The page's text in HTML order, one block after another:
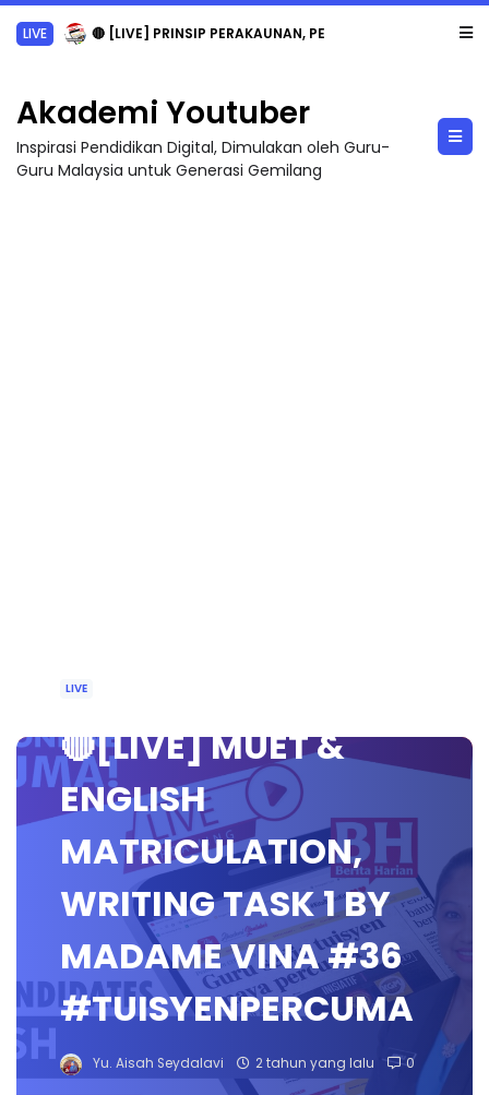
LIVE 🔴 [LIVE] PRINSIP PERAKAUNAN, PECUT SKOR SOALAN 1 TRIAL OLEH CIKGU WAN...
Akademi Youtuber
Inspirasi Pendidikan Digital, Dimulakan oleh Guru-
Guru Malaysia untuk Generasi Gemilang
LIVE
🔴[LIVE] MUET &
ENGLISH
MATRICULATION,
WRITING TASK 1 BY
MADAME VINA #36
#TUISYENPERCUMA
Yu. Aisah Seydalavi 2 tahun yang lalu 0